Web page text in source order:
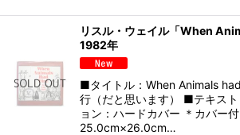
リスル・ウェイル「When
1982年
■タイトル：When Animals
行（だと思います） ■テキス
ョン：ハードカバー ＊カバー
25.0cm×26.0cm…